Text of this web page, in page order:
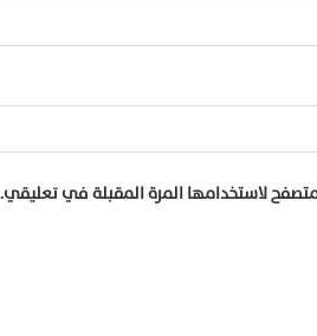
لاستخدامها المرة المقبلة في تعليقي.